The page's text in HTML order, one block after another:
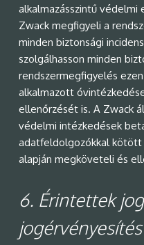
alkalmazásszintű védelmi
Zwack megfigyeli a
minden biztonsági
szolgálhasson minden
rendszermegfigyelés
alkalmazott
ellenőrzését is. A Zwack
védelmi intézkedések
adatfeldolgozókkal kötött
alapján megköveteli és
6. Érintettek
jogérvényesítés